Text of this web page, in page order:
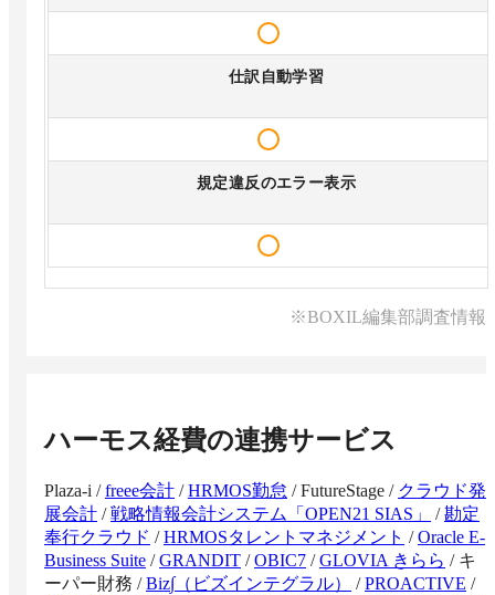
仕訳自動学習
規定違反のエラー表示
※BOXIL編集部調査情報
ハーモス経費の連携サービス
Plaza-i /freee会計 /HRMOS勤怠 /FutureStage / クラウド発
展会計 /戦略情報会計システム「OPEN21 SIAS」 /勘定
奉行クラウド /HRMOSタレントマネジメント /Oracle E-
Business Suite /GRANDIT /OBIC7 /GLOVIA きらら / キ
ーパー財務 /Biz∫（ビズインテグラル） /PROACTIVE /